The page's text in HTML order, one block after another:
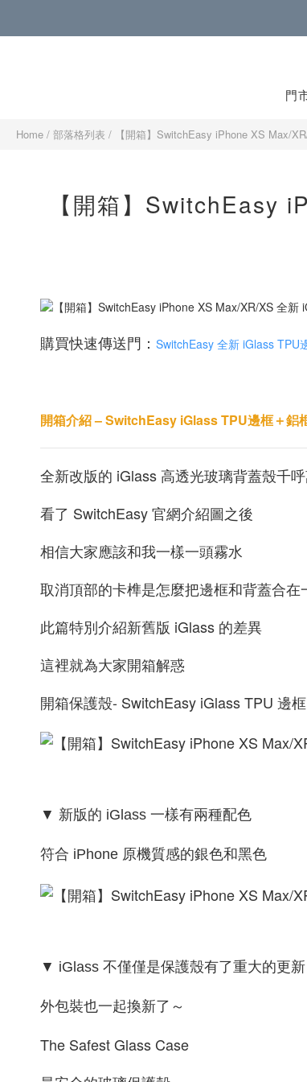
門
Home / 部落格列表 / 【開箱】SwitchEasy iPhone XS Max/
【開箱】SwitchEasy
購買快速傳送門： SwitchEasy 全新 iGlass TPU
開箱介紹 – SwitchEasy iGlass TPU邊框＋鋁
全新改版的 iGlass 高透光玻璃背蓋殼千
看了 SwitchEasy 官網介紹圖之後
相信大家應該和我一樣一頭霧水
取消頂部的卡榫是怎麼把邊框和背蓋合在
此篇特別介紹新舊版 iGlass 的差異
這裡就為大家開箱解惑
開箱保護殼- SwitchEasy iGlass TPU 邊
▼ 新版的 iGlass 一樣有兩種配色
符合 iPhone 原機質感的銀色和黑色
▼ iGlass 不僅僅是保護殼有了重大的更新
外包裝也一起換新了～
The Safest Glass Case